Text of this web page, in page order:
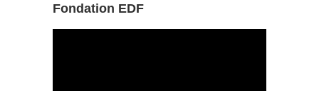
Fondation EDF